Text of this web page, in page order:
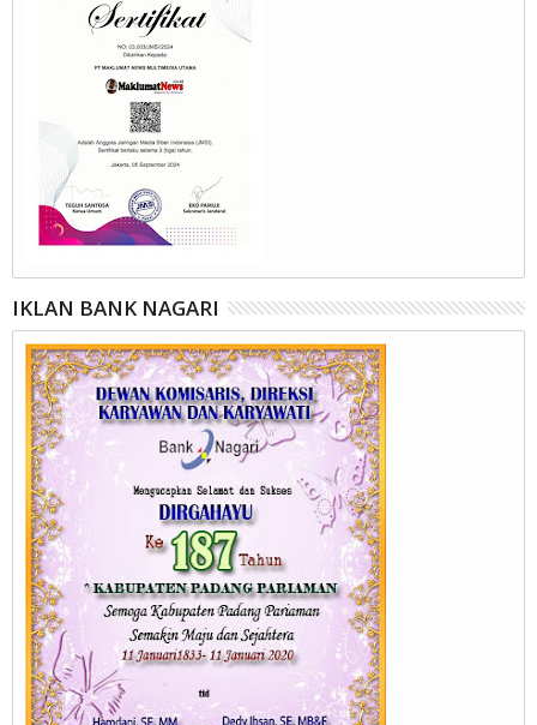
IKLAN BANK NAGARI